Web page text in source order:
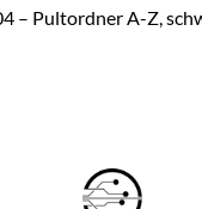
– Pultordner A-Z,